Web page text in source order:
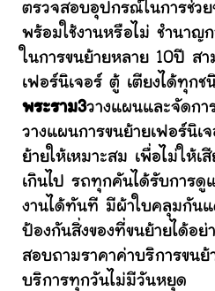
ตรวจสอบอุปกรณ์ในการช่ว
พร้อมใช้งานหรือไม่ ชำนาญ
ในการขนย้ายหลาย 10ปี ส
เฟอร์นิเจอร์ ตู้ เตียงได้ทุกช
พระราม3วางแผนและจัดกา
วางแผนการขนย้ายเฟอร์นิเ
ย้ายให้เหมาะสม เพื่อไม่ให้เ
เกินไป รถทุกคันได้รับการดู
งานได้ทันที มีผ้าใบคลุมกัน
ป้องกันสิ่งของที่ขนย้ายได้อ
สอบถามราคาค่าบริการขน
บริการทุกวันไม่มีวันหยุด